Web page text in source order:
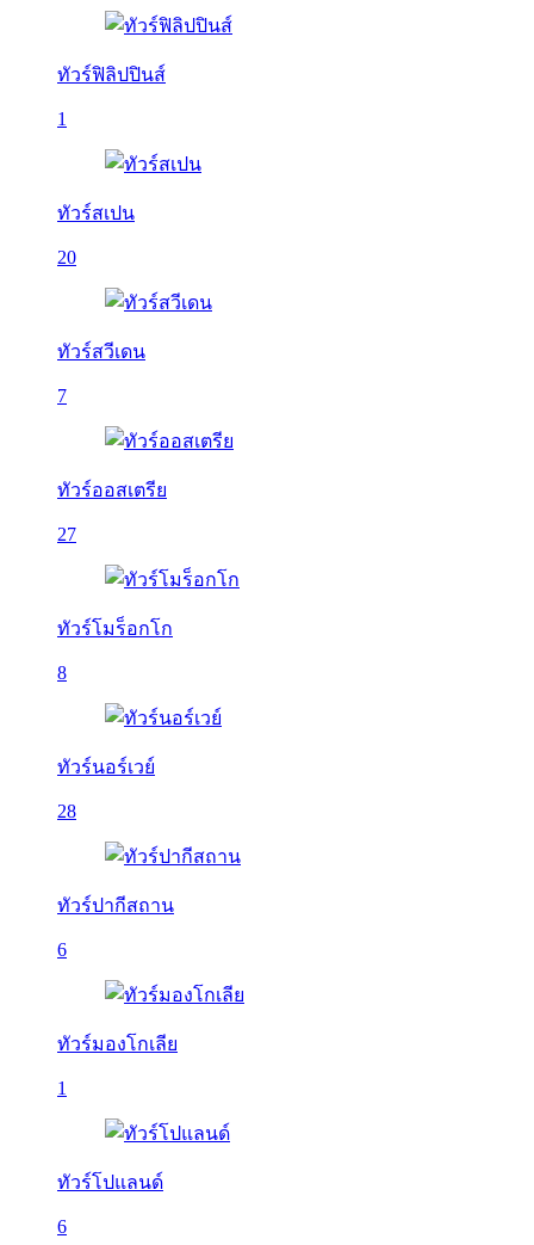
ทัวร์ฟิลิปปินส์
1
ทัวร์สเปน
20
ทัวร์สวีเดน
7
ทัวร์ออสเตรีย
27
ทัวร์โมร็อกโก
8
ทัวร์นอร์เวย์
28
ทัวร์ปากีสถาน
6
ทัวร์มองโกเลีย
1
ทัวร์โปแลนด์
6